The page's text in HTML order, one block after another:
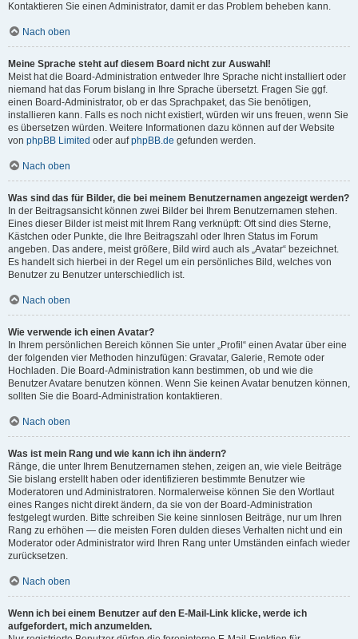
Kontaktieren Sie einen Administrator, damit er das Problem beheben kann.
Nach oben
Meine Sprache steht auf diesem Board nicht zur Auswahl!
Meist hat die Board-Administration entweder Ihre Sprache nicht installiert oder
niemand hat das Forum bislang in Ihre Sprache übersetzt. Fragen Sie ggf.
einen Board-Administrator, ob er das Sprachpaket, das Sie benötigen,
installieren kann. Falls es noch nicht existiert, würden wir uns freuen, wenn Sie
es übersetzen würden. Weitere Informationen dazu können auf der Website
von phpBB Limited oder aufphpBB.de gefunden werden.
Nach oben
Was sind das für Bilder, die bei meinem Benutzernamen angezeigt werden?
In der Beitragsansicht können zwei Bilder bei Ihrem Benutzernamen stehen.
Eines dieser Bilder ist meist mit Ihrem Rang verknüpft: Oft sind dies Sterne,
Kästchen oder Punkte, die Ihre Beitragszahl oder Ihren Status im Forum
angeben. Das andere, meist größere, Bild wird auch als „Avatar“ bezeichnet.
Es handelt sich hierbei in der Regel um ein persönliches Bild, welches von
Benutzer zu Benutzer unterschiedlich ist.
Nach oben
Wie verwende ich einen Avatar?
In Ihrem persönlichen Bereich können Sie unter „Profil“ einen Avatar über eine
der folgenden vier Methoden hinzufügen: Gravatar, Galerie, Remote oder
Hochladen. Die Board-Administration kann bestimmen, ob und wie die
Benutzer Avatare benutzen können. Wenn Sie keinen Avatar benutzen können,
sollten Sie die Board-Administration kontaktieren.
Nach oben
Was ist mein Rang und wie kann ich ihn ändern?
Ränge, die unter Ihrem Benutzernamen stehen, zeigen an, wie viele Beiträge
Sie bislang erstellt haben oder identifizieren bestimmte Benutzer wie
Moderatoren und Administratoren. Normalerweise können Sie den Wortlaut
eines Ranges nicht direkt ändern, da sie von der Board-Administration
festgelegt wurden. Bitte schreiben Sie keine sinnlosen Beiträge, nur um Ihren
Rang zu erhöhen — die meisten Foren dulden dieses Verhalten nicht und ein
Moderator oder Administrator wird Ihren Rang unter Umständen einfach wieder
zurücksetzen.
Nach oben
Wenn ich bei einem Benutzer auf den E-Mail-Link klicke, werde ich
aufgefordert, mich anzumelden.